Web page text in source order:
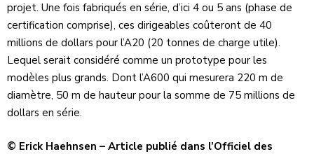
projet. Une fois fabriqués en série, d’ici 4 ou 5 ans (phase de
certification comprise), ces dirigeables coûteront de 40
millions de dollars pour l’A20 (20 tonnes de charge utile).
Lequel serait considéré comme un prototype pour les
modèles plus grands. Dont l’A600 qui mesurera 220 m de
diamètre, 50 m de hauteur pour la somme de 75 millions de
dollars en série.
© Erick Haehnsen – Article publié dans l’Officiel des